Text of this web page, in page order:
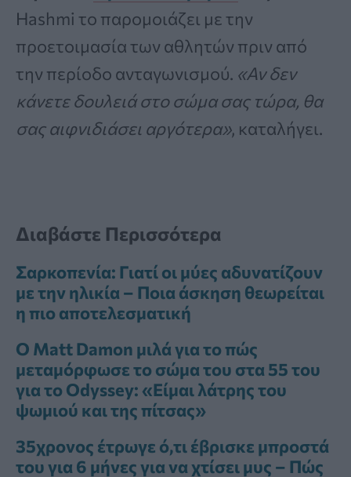
Hashmi το παρομοιάζει με την
προετοιμασία των αθλητών πριν από
την περίοδο ανταγωνισμού. «Αν δεν
κάνετε δουλειά στο σώμα σας τώρα, θα
σας αιφνιδιάσει αργότερα», καταλήγει.
Διαβάστε Περισσότερα
Σαρκοπενία: Γιατί οι μύες αδυνατίζουν
με την ηλικία – Ποια άσκηση θεωρείται
η πιο αποτελεσματική
Ο Matt Damon μιλά για το πώς
μεταμόρφωσε το σώμα του στα 55 του
για το Odyssey: «Είμαι λάτρης του
ψωμιού και της πίτσας»
35χρονος έτρωγε ό,τι έβρισκε μπροστά
του για 6 μήνες για να χτίσει μυς – Πώς